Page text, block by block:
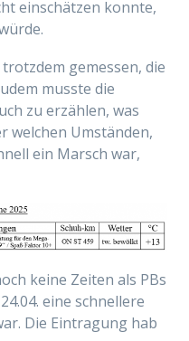
einschätzen konnte,
gemessen, die
musste die
zu erzählen, was
welchen Umständen,
ein Marsch war,
keine Zeiten als PBs
eine schnellere
Die Eintragung hab